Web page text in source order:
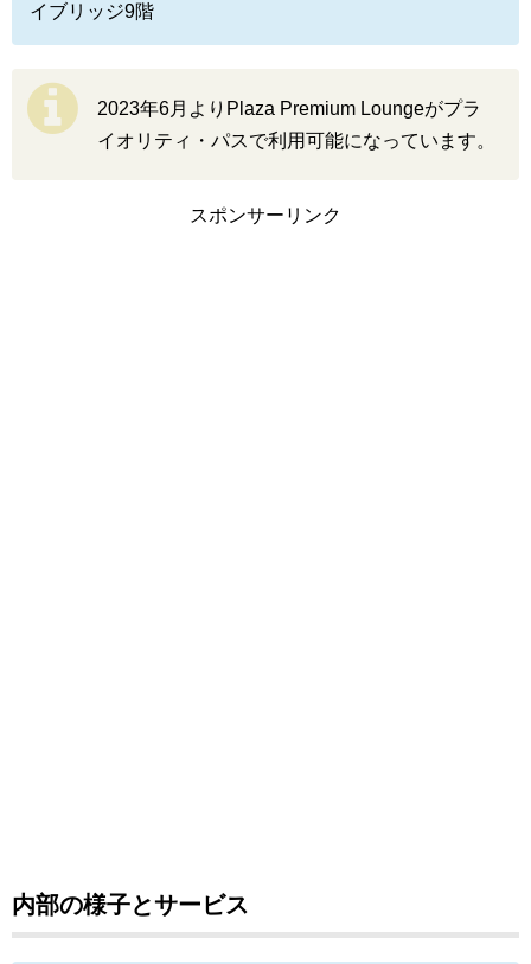
イブリッジ9階
2023年6月よりPlaza Premium Loungeがプラ
イオリティ・パスで利用可能になっています。
スポンサーリンク
内部の様子とサービス